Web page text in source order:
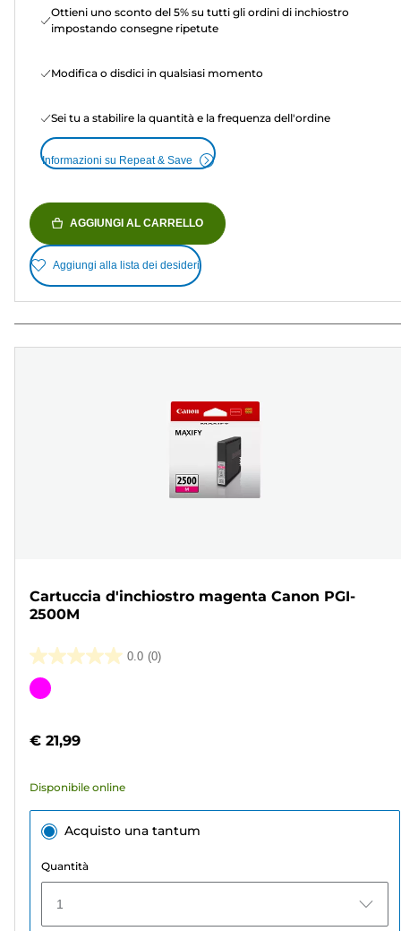
Ottieni uno sconto del 5% su tutti gli ordini di inchiostro
impostando consegne ripetute
Modifica o disdici in qualsiasi momento
Sei tu a stabilire la quantità e la frequenza dell'ordine
Informazioni su Repeat & Save
AGGIUNGI AL CARRELLO
Aggiungi alla lista dei desideri
Cartuccia d'inchiostro magenta Canon PGI-
2500M
0.0 (0)
0.0
su
Cartuccia
€ 21,99
Disponibile online
Acquisto una tantum
Quantità
1